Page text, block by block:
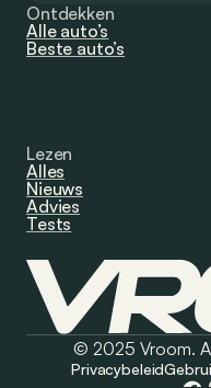
Ontdekken
Alle auto’s
Beste auto’s
Lezen
Alles
Nieuws
Advies
Tests
© 2025 Vroom.
Privacybeleid